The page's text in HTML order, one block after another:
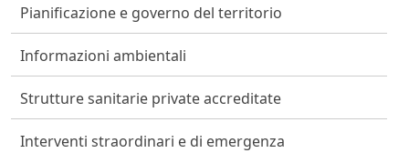
Pianificazione e governo del territorio
Informazioni ambientali
Strutture sanitarie private accreditate
Interventi straordinari e di emergenza